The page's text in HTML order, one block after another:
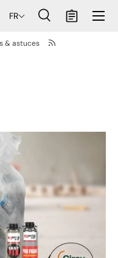
FR RecherchePanier
Menu
& astuces